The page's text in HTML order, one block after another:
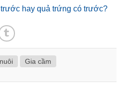
hay quả trứng có trước?
Gia cầm